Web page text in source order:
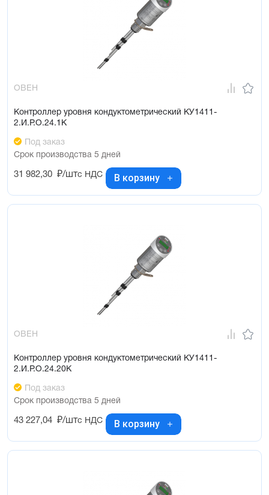
ОВЕН
Контроллер уровня кондуктометрический КУ1411-
2.И.Р.О.24.1К
Под заказ
Срок производства 5 дней
31 982,30 ₽/штс НДС В корзину
ОВЕН
Контроллер уровня кондуктометрический КУ1411-
2.И.Р.О.24.20К
Под заказ
Срок производства 5 дней
43 227,04 ₽/штс НДС В корзину